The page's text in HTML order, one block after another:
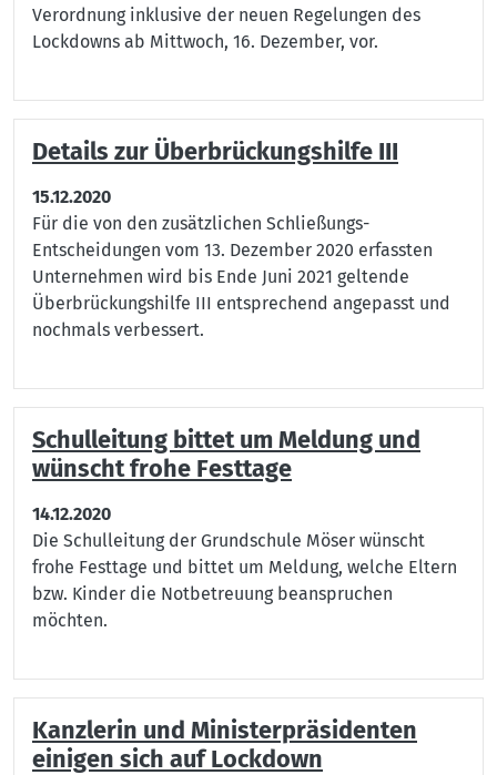
Verordnung inklusive der neuen Regelungen des
Lockdowns ab Mittwoch, 16. Dezember, vor.
Details zur Überbrückungshilfe III
15.12.2020
Für die von den zusätzlichen Schließungs-
Entscheidungen vom 13. Dezember 2020 erfassten
Unternehmen wird bis Ende Juni 2021 geltende
Überbrückungshilfe III entsprechend angepasst und
nochmals verbessert.
Schulleitung bittet um Meldung und
wünscht frohe Festtage
14.12.2020
Die Schulleitung der Grundschule Möser wünscht
frohe Festtage und bittet um Meldung, welche Eltern
bzw. Kinder die Notbetreuung beanspruchen
möchten.
Kanzlerin und Ministerpräsidenten
einigen sich auf Lockdown